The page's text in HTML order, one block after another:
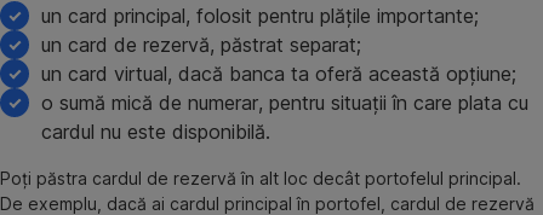
un card principal, folosit pentru plățile importante;
un card de rezervă, păstrat separat;
un card virtual, dacă banca ta oferă această opțiune;
o sumă mică de numerar, pentru situații în care plata cu
cardul nu este disponibilă.
Poți păstra cardul de rezervă în alt loc decât portofelul principal.
De exemplu, dacă ai cardul principal în portofel, cardul de rezervă